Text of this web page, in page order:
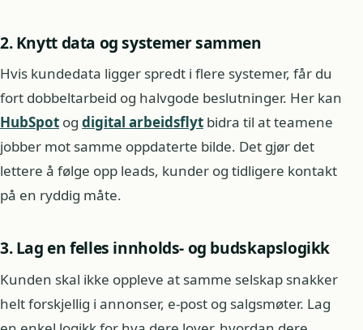
2. Knytt data og systemer sammen
Hvis kundedata ligger spredt i flere systemer, får du
fort dobbeltarbeid og halvgode beslutninger. Her kan
HubSpot og digital arbeidsflyt bidra til at teamene
jobber mot samme oppdaterte bilde. Det gjør det
lettere å følge opp leads, kunder og tidligere kontakt
på en ryddig måte.
3. Lag en felles innholds- og budskapslogikk
Kunden skal ikke oppleve at samme selskap snakker
helt forskjellig i annonser, e-post og salgsmøter. Lag